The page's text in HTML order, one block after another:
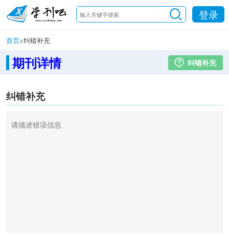
登录
首页>纠错补充
期刊详情 纠错补充
纠错补充